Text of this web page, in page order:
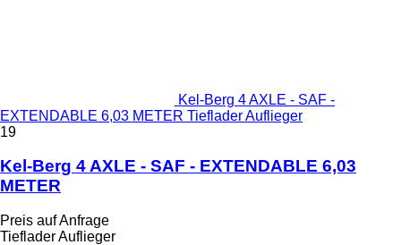
Kel-Berg 4 AXLE - SAF -
EXTENDABLE 6,03 METER Tieflader Auflieger
19
Kel-Berg 4 AXLE - SAF - EXTENDABLE 6,03
METER
Preis auf Anfrage
Tieflader Auflieger